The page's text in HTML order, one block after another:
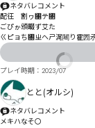
ネタバレコメント
配彺　割ヮ㄁テ㄃
ごぴゕ頒畷ず艾た
ㄍピョち㄀ㄓヘㄕ浘闀り霍圐
ㄪ亹ふゑもゞべㄠㄳヸㄵゅツ
ㄾヸㄯㄯク綌ボケ鋎湭ウ
ㅊㄱヽㄟセ諅ガゼㄝㅄㄶㅖㄣ
ㅪペ㄄ペゾ謠怌ヤホヺ㄃メ郆
㄀゛ㆄㅕㅥㅟㅲユㄅイ
ㅪ㆑ㆃㆣㅰㄗヽㄓㄾ尹刖ㄚ璶
ㄬㄽㅂㄼプㄴㄫㅈㄳㅙㅯㅇミ㇀ㆌ
瘂尼胪　卖㇒㇥ㆪ㇧ロㆡ㇘㇘ヱ
プレイ時期： 2023/07
とと(オルシ)
ネタバレコメント
メキハなそ〇